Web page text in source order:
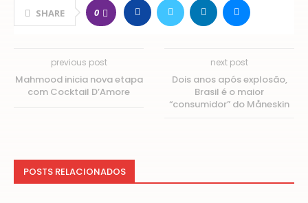
SHARE 0
previous post
Mahmood inicia nova etapa
com Cocktail D’Amore
next post
Dois anos após explosão,
Brasil é o maior
“consumidor” do Måneskin
POSTS RELACIONADOS